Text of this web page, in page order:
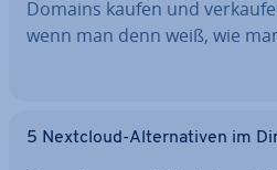
Domains kaufen und
wenn man denn weiß, wie
5 Nextcloud-Al­ter­na­ti­ven im